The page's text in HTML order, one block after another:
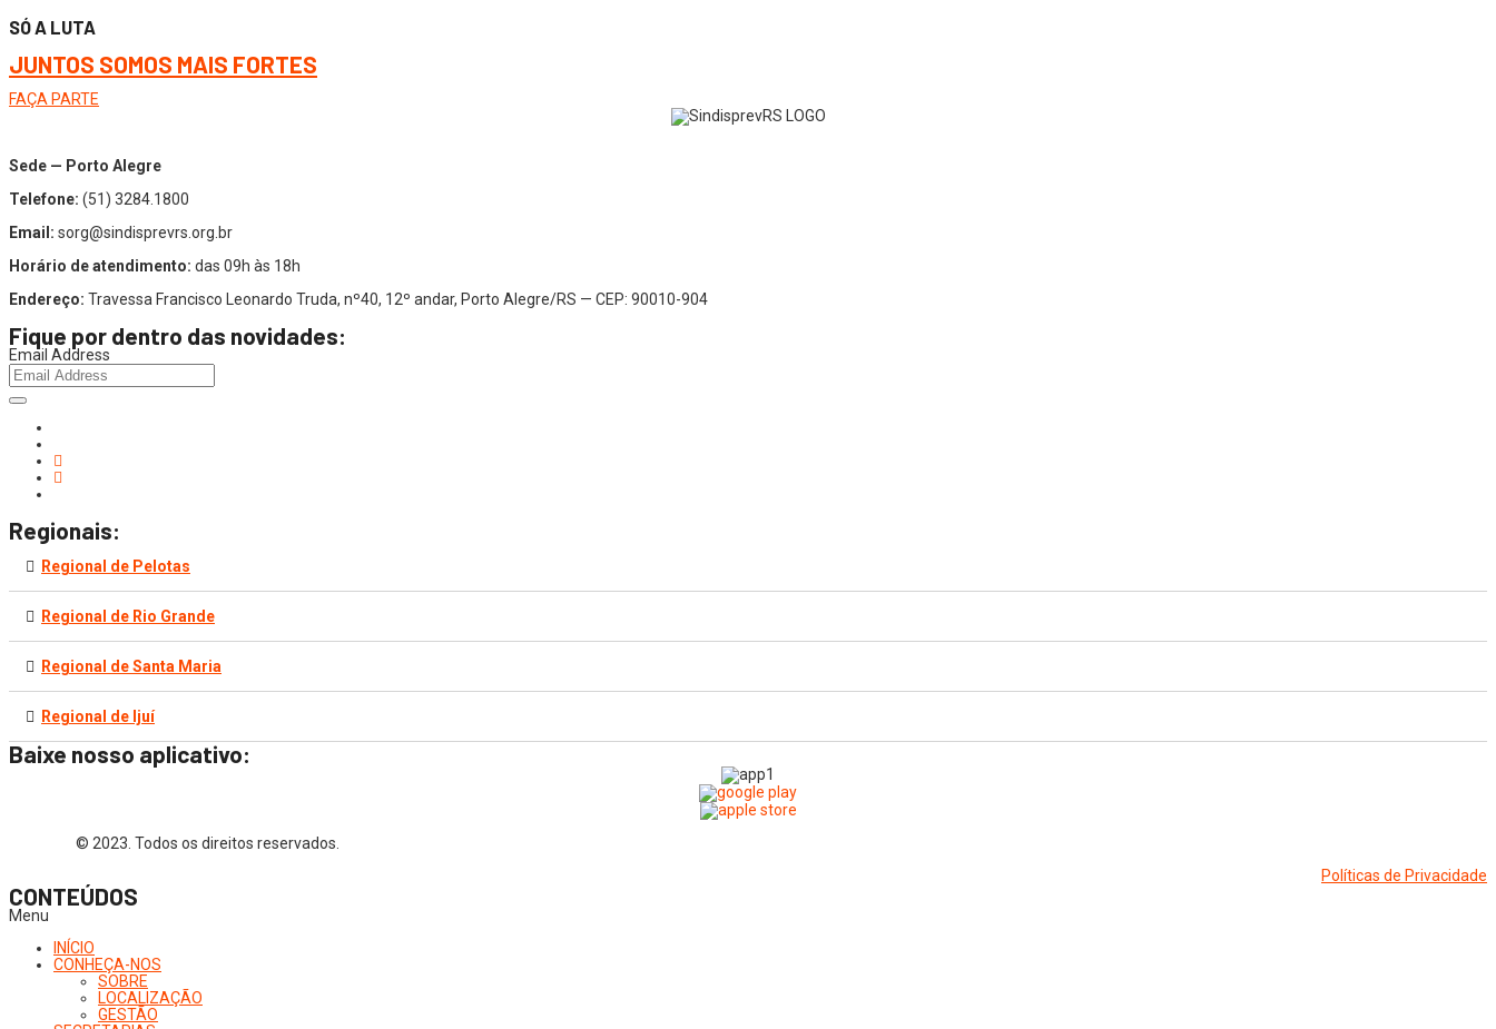
SÓ A LUTA
JUNTOS SOMOS MAIS FORTES
FAÇA PARTE
Sede — Porto Alegre
Telefone: (51) 3284.1800
Email: sorg@sindisprevrs.org.br
Horário de atendimento: das 09h às 18h
Endereço: Travessa Francisco Leonardo Truda, nº40, 12º andar, Porto Alegre/RS — CEP: 90010-904
Fique por dentro das novidades:
Email Address
Regionais:
Regional de Pelotas
Regional de Rio Grande
Regional de Santa Maria
Regional de Ijuí
Baixe nosso aplicativo:
© 2023. Todos os direitos reservados.
Políticas de Privacidade
CONTEÚDOS
Menu
INÍCIO
CONHEÇA-NOS
SOBRE
LOCALIZAÇÃO
GESTÃO